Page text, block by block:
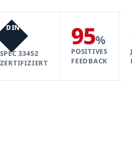
DIN
SPEC 33452
ZERTIFIZIERT
95%
POSITIVES
FEEDBACK